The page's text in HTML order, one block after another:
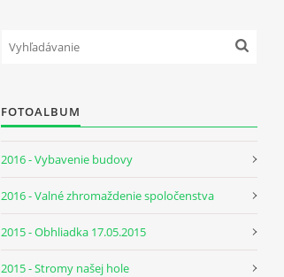
FOTOALBUM
2016 - Vybavenie budovy
2016 - Valné zhromaždenie spoločenstva
2015 - Obhliadka 17.05.2015
2015 - Stromy našej hole